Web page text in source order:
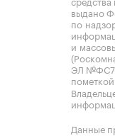
выдано
по
и
ЭЛ
Данные